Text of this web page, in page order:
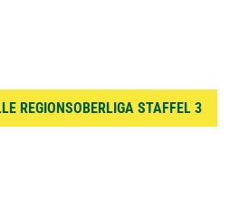
REGIONSOBERLIGA STAFFEL 3